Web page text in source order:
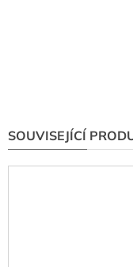
SOUVISEJÍCÍ